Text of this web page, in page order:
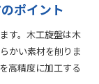
ポイント
す。木工旋盤は木
かい素材を削りま
高精度に加工する